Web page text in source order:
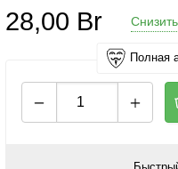
масла
28,00 Br
Полная